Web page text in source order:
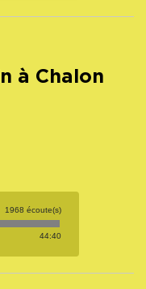
à Chalon
1968 écoute(s)
44:40